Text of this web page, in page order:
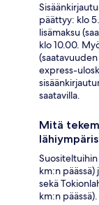
päättyy: klo
lisämaksu
klo 10.00.
express-
saatavilla.
Mitä
km:n päässä)
sekä
km:n päässä).